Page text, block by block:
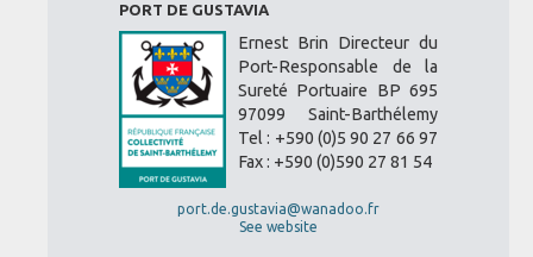
PORT DE GUSTAVIA
Ernest Brin Directeur du
Port-Responsable de la
Sureté Portuaire BP 695
97099 Saint-Barthélemy
Tel : +590 (0)5 90 27 66 97
Fax : +590 (0)590 27 81 54
port.de.gustavia@wanadoo.fr
See website